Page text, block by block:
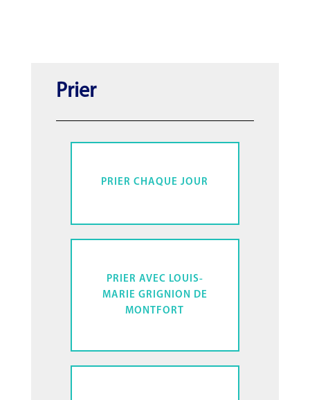
Prier
PRIER CHAQUE JOUR
PRIER AVEC LOUIS-
MARIE GRIGNION DE
MONTFORT